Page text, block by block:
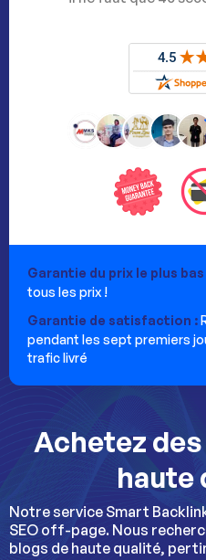
Achetez
haute
Notre service Smart
SEO off-page. Nous
blogs de haute qualité,
Garantie du prix le plus bas
tous les prix !
Garantie de satisfaction :
pendant les sept premiers
trafic livré